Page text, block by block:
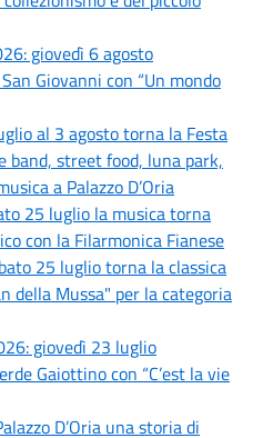
giovedì 6 agosto
Giovanni con “Un mondo
al 3 agosto torna la Festa
band, street food, luna park,
a Palazzo D’Oria
25 luglio la musica torna
con la Filarmonica Fianese
25 luglio torna la classica
della Mussa" per la categoria
giovedì 23 luglio
Gaiottino con “C’est la vie
D’Oria una storia di